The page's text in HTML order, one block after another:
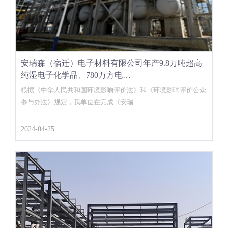
安瑞森（宿迁）电子材料有限公司年产9.8万吨超高
纯湿电子化学品、780万方电…
根据《中华人民共和国环境影响评价法》和《环境影响评价公众
参与办法》规定，我单位在完成《安瑞…
2024-04-25